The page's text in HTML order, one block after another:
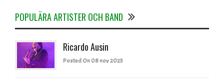
POPULÄRA ARTISTER OCH BAND
Ricardo Ausin
Posted On 08 nov 2025